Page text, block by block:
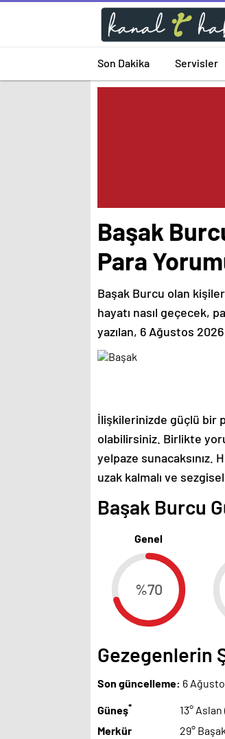
Son Dakika Servisler
Başak
Para
Başak Burcu olan
hayatı nasıl geçecek,
yazılan, 6 Ağustos
İlişkilerinizde güçlü bir
olabilirsiniz. Birlikte
yelpaze sunacaksınız.
uzak kalmalı ve
Başak Burcu
Genel
%70
Gezegenlerin
Son güncelleme: 6
Güneş* 13° Aslan
Merkür
29° Başak